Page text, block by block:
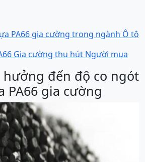
PA66 gia cường trong ngành Ô tô
Gia cường thu hút Người mua
hưởng đến độ co ngót
PA66 gia cường